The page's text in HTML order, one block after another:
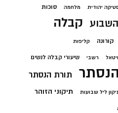
יהודית מלחמה סוכות
קבלה
קורונה קליפות
רשבי שיעורי קבלה לנשים
תורת הנסתר
ליל שבועות תיקוני הזוהר